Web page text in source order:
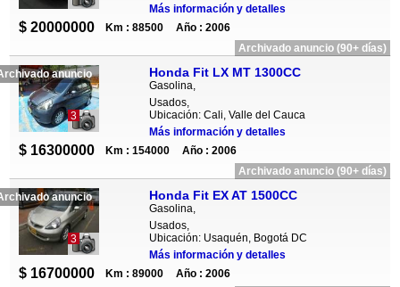
Más información y detalles
$ 20000000 Km : 88500
Año : 2006
Archivado anuncio (90+ días)
anuncio
3
Honda Fit LX MT 1300CC
Gasolina,
Usados,
Ubicación: Cali, Valle del Cauca
Más información y detalles
$ 16300000 Km : 154000
Año : 2006
Archivado anuncio (90+ días)
anuncio
3
Honda Fit EX AT 1500CC
Gasolina,
Usados,
Ubicación: Usaquén, Bogotá DC
Más información y detalles
$ 16700000 Km : 89000
Año : 2006